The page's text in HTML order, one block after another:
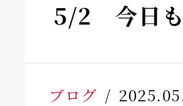
5/2 今日も
ブログ